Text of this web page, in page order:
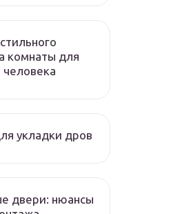
комнаты для
укладки дров
двери: нюансы